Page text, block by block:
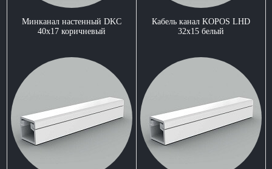
Минканал настенный DKC
40x17 коричневый
Кабель канал KOPOS LHD
32x15 белый